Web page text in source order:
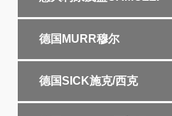
德国MURR穆尔
德国SICK施克/西克